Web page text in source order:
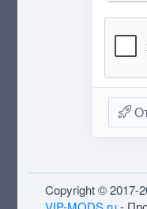
Copyright © 2017-